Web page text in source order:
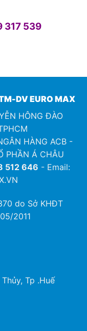
317 539
DV EURO MAX
HÔNG ĐÀO
HÀNG ACB -
PHẦN Á CHÂU
512 646 - Email:
do Sở KHĐT
2011
Tp .Huế